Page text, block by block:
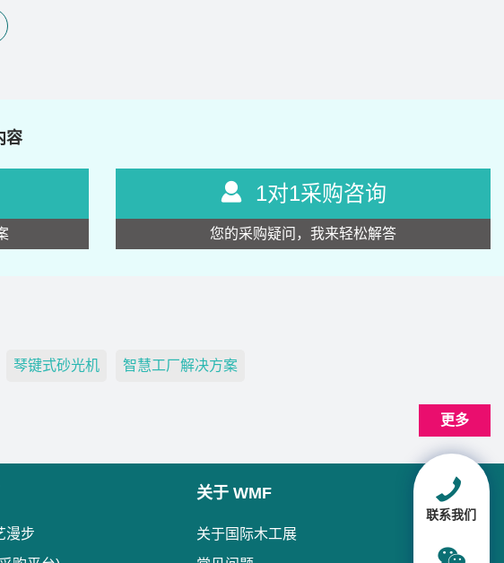
容
1对1采购咨询
您的采购疑问，我来轻松解答
琴键式砂光机 智慧工厂解决方案
更多
漫步
关于 WMF
关于国际木工展
联系我们